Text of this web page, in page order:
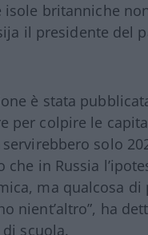
isole britanniche
il presidente del
è stata
per colpire le
solo
che in Russia
ma qualcosa
nient’altro”, ha
scuola.